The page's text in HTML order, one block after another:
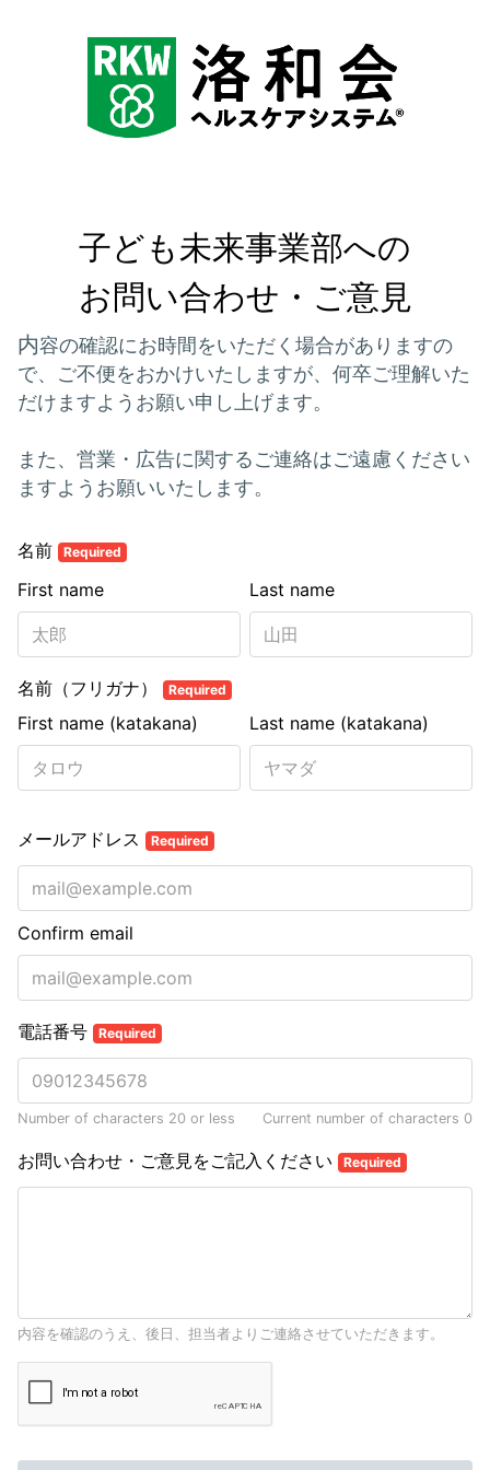
子ども未来事業部への
お問い合わせ・ご意見
内容の確認にお時間をいただく場合がありますの
で、 ご不便をおかけいたしますが、何卒ご理解いた
だけますようお願い申し上げます。
また、営業・広告に関するご連絡はご遠慮ください
ますようお願いいたします。
名前 Required
Last name
First name
名前（フリガナ） Required
Last name (katakana)
First name (katakana)
メールアドレス Required
Confirm email
電話番号 Required
Number of characters 20 or less Current number of characters 0
お問い合わせ・ご意見をご記入ください Required
内容を確認のうえ、後日、担当者よりご連絡させていただきます。